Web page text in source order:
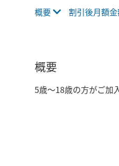
概要 割引後月額
概要
5歳～18歳の方がご加